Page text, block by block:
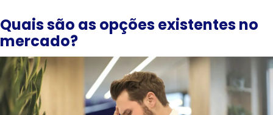
Quais são as opções existentes no
mercado?